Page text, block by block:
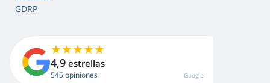
GDRP
4,9 estrellas
545 opiniones Google